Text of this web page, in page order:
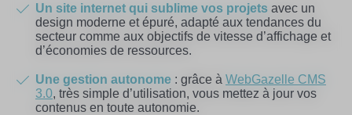
Un site internet qui sublime vos projets avec un
design moderne et épuré, adapté aux tendances du
secteur comme aux objectifs de vitesse d’affichage et
d’économies de ressources.
Une gestion autonome : grâce à WebGazelle CMS
3.0, très simple d’utilisation, vous mettez à jour vos
contenus en toute autonomie.